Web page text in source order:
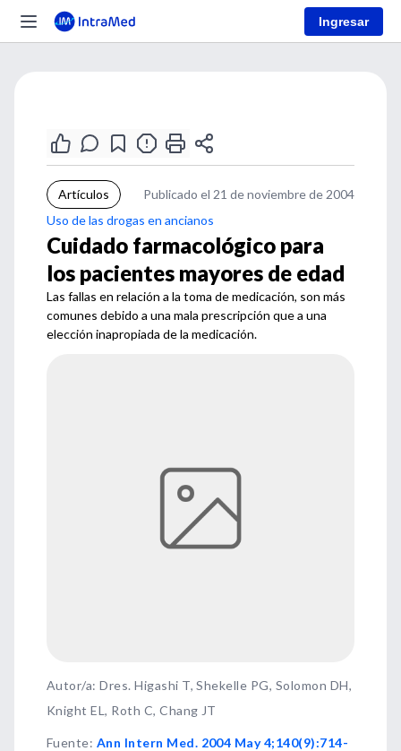
Ingresar
Artículos
Publicado el 21 de noviembre de 2004
Uso de las drogas en ancianos
Cuidado farmacológico para
los pacientes mayores de edad
Las fallas en relación a la toma de medicación, son más
comunes debido a una mala prescripción que a una
elección inapropiada de la medicación.
Autor/a: Dres. Higashi T, Shekelle PG, Solomon DH,
Knight EL, Roth C, Chang JT
Fuente: Ann Intern Med. 2004 May 4;140(9):714-